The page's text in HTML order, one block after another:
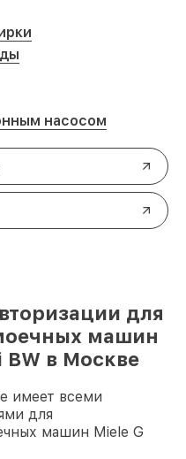
насосом
для
машин
BW в Москве
имеет всеми
для
машин Miele G